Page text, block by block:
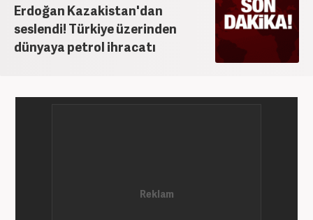
Erdoğan Kazakistan'dan
seslendi! Türkiye üzerinden
dünyaya petrol ihracatı